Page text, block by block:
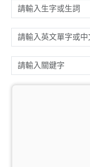
請輸入生字或生詞
請輸入英文單字或中文
請輸入關鍵字